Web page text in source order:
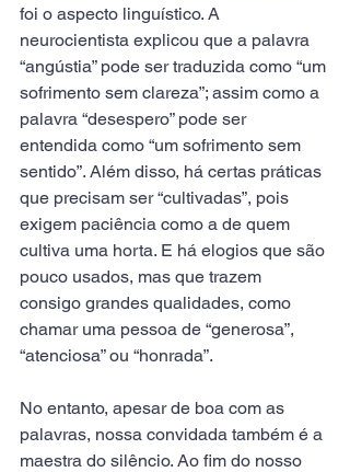
foi o aspecto linguístico. A
neurocientista explicou que a palavra
“angústia” pode ser traduzida como “um
sofrimento sem clareza”; assim como a
palavra “desespero” pode ser
entendida como “um sofrimento sem
sentido”. Além disso, há certas práticas
que precisam ser “cultivadas”, pois
exigem paciência como a de quem
cultiva uma horta. E há elogios que são
pouco usados, mas que trazem
consigo grandes qualidades, como
chamar uma pessoa de “generosa”,
“atenciosa” ou “honrada”.
No entanto, apesar de boa com as
palavras, nossa convidada também é a
maestra do silêncio. Ao fim do nosso